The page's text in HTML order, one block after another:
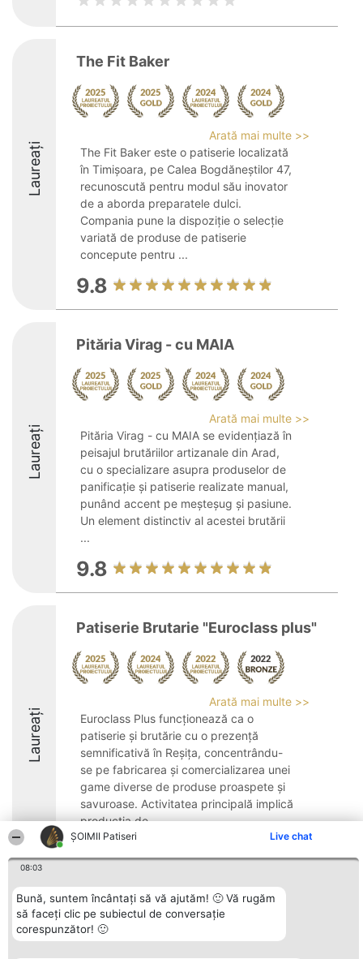
ȘOIMII Patiseri Live chat
08:03
Bună, suntem încântați să vă ajutăm! 🙂 Vă rugăm
să faceți clic pe subiectul de conversație
corespunzător! 🙂
Laureați
The Fit Baker
Arată mai multe >>
The Fit Baker este o patiserie localizată
în Timișoara, pe Calea Bogdăneștilor 47,
recunoscută pentru modul său inovator
de a aborda preparatele dulci.
Compania pune la dispoziție o selecție
variată de produse de patiserie
concepute pentru ...
9.8
Laureați
Pităria Virag - cu MAIA
Arată mai multe >>
Pităria Virag - cu MAIA se evidențiază în
peisajul brutăriilor artizanale din Arad,
cu o specializare asupra produselor de
panificație și patiserie realizate manual,
punând accent pe meșteșug și pasiune.
Un element distinctiv al acestei brutării
...
9.8
Laureați
Patiserie Brutarie "Euroclass plus"
Arată mai multe >>
Euroclass Plus funcționează ca o
patiserie și brutărie cu o prezență
semnificativă în Reșița, concentrându-
se pe fabricarea și comercializarea unei
game diverse de produse proaspete și
savuroase. Activitatea principală implică
producția de ...
8.6
Organizator Ranking
BRIGHT SOLUTIONS BR SRL
Aleea Timisul De Sus 2 Bl. A30
Sc. A Et. 4 Ap. 13 Cod 061952
București
Plebiscyt
Câștigătorii
Laureaților
Reguli
Contact